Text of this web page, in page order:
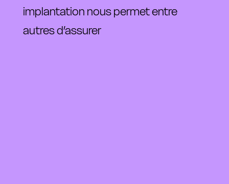
implantation nous permet entre
autres d’assurer